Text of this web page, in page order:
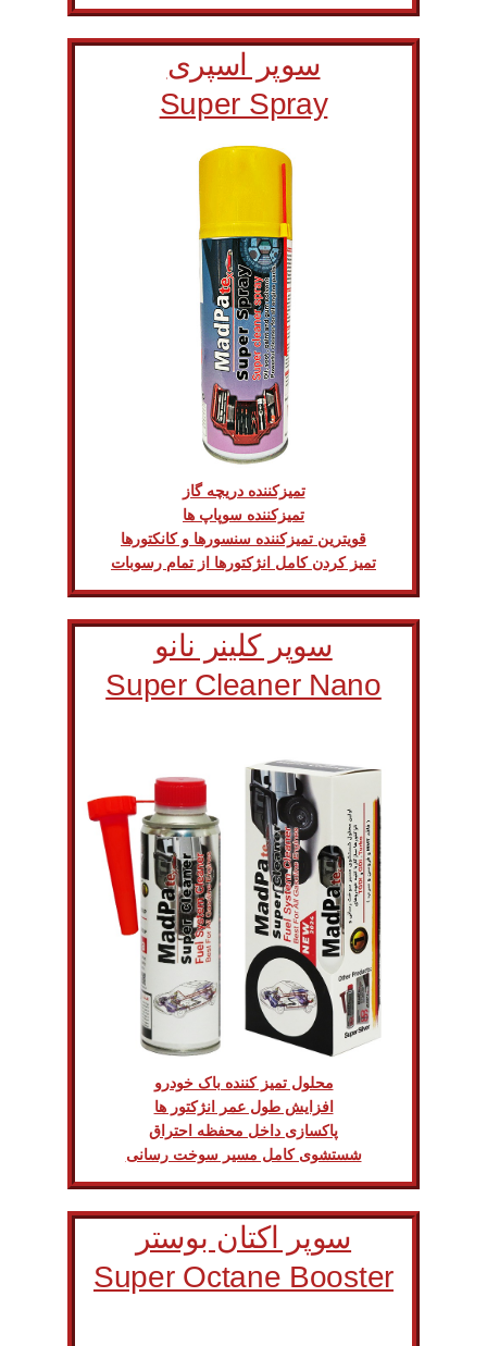
سوپر اسپری
Super Spray
تمیزکننده دریچه گاز
تمیزکننده سوپاپ ها
قویترین تمیزکننده سنسورها و کانکتورها
تمیز کردن کامل انژکتورها از تمام رسوبات
سوپر کلینر نانو
Super Cleaner Nano
محلول تمیز کننده باک خودرو
افزایش طول عمر انژکتور ها
پاکسازی داخل محفظه احتراق
شستشوی کامل مسیر سوخت رسانی
سوپر اکتان بوستر
Super Octane Booster